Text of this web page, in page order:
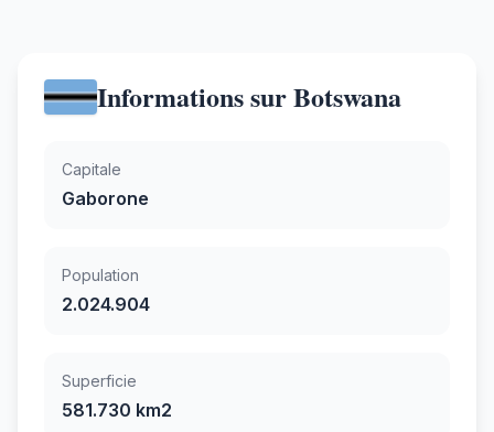
Informations sur Botswana
Capitale
Gaborone
Population
2.024.904
Superficie
581.730 km2